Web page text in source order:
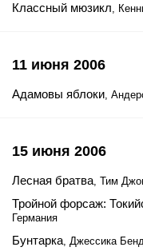
Классный мюзикл,
11 июня 2006
Адамовы яблоки,
15 июня 2006
Лесная братва, Тим
Тройной форсаж:
Германия
Бунтарка, Джессика